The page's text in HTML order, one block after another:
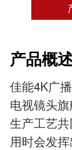
产品概
佳能4K广
电视镜头
生产工艺
用时会发